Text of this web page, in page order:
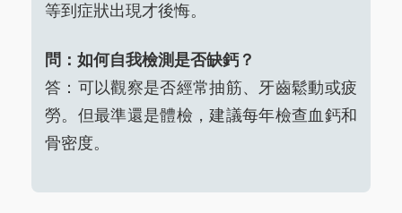
等到症狀出現才後悔。
問：如何自我檢測是否缺鈣？
答：可以觀察是否經常抽筋、牙齒鬆動或疲
勞。但最準還是體檢，建議每年檢查血鈣和
骨密度。